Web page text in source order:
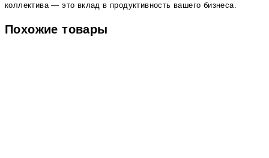
коллектива — это вклад в продуктивность вашего бизнеса.
Похожие товары